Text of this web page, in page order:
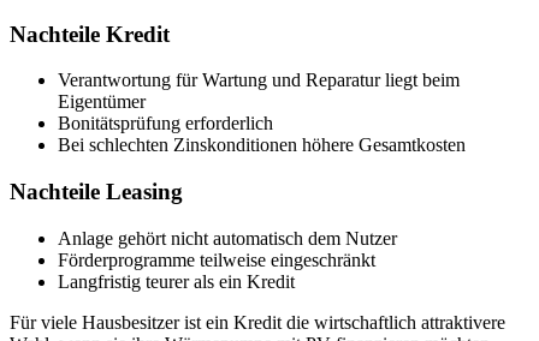
Nachteile Kredit
Verantwortung für Wartung und Reparatur liegt beim
Eigentümer
Bonitätsprüfung erforderlich
Bei schlechten Zinskonditionen höhere Gesamtkosten
Nachteile Leasing
Anlage gehört nicht automatisch dem Nutzer
Förderprogramme teilweise eingeschränkt
Langfristig teurer als ein Kredit
Für viele Hausbesitzer ist ein Kredit die wirtschaftlich attraktivere